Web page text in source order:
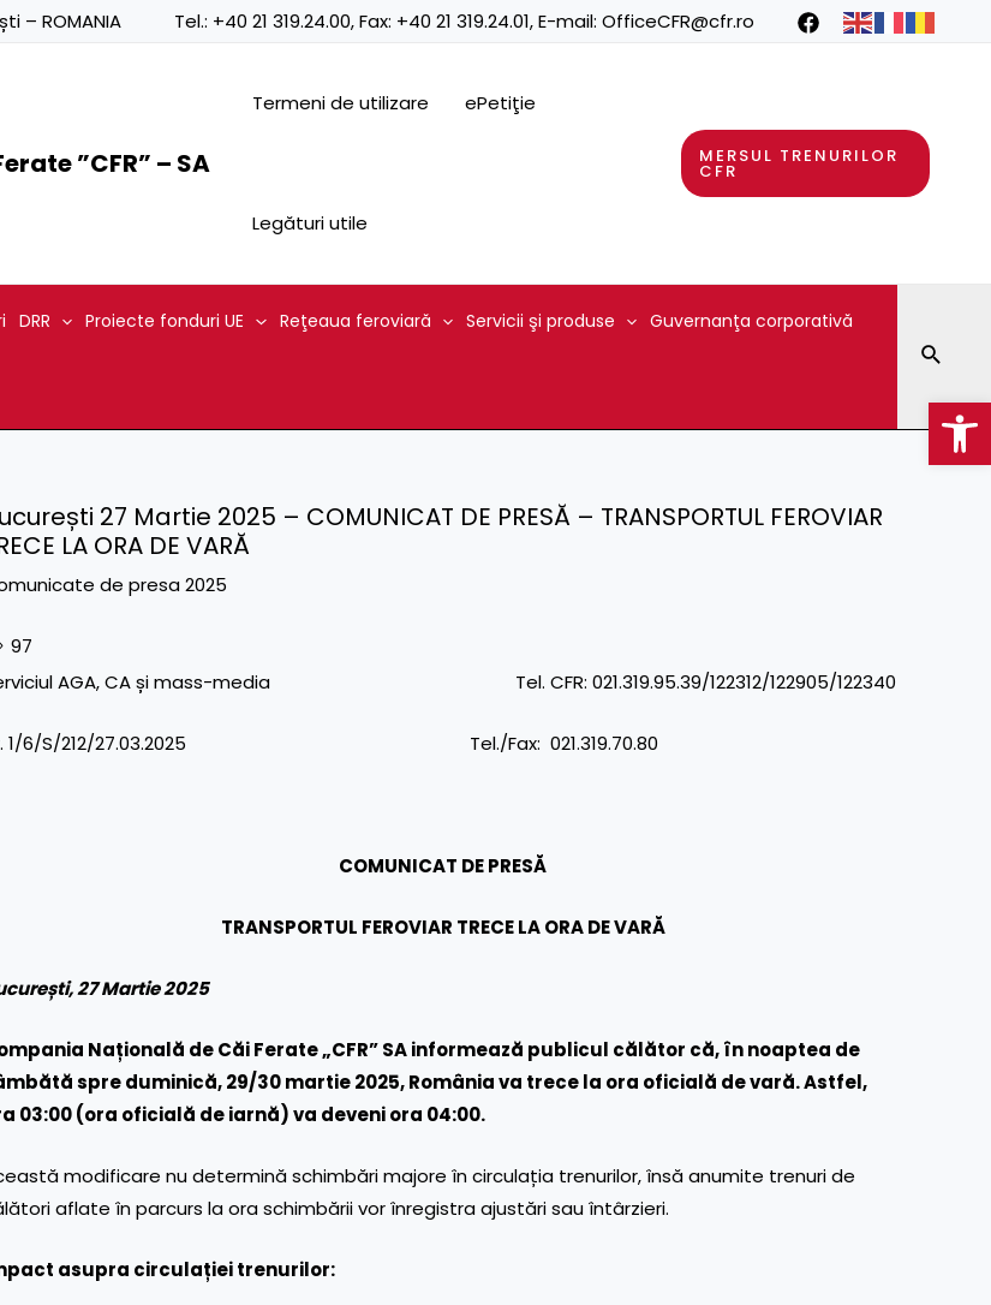
– ROMANIA Tel.: +40 21 319.24.00, Fax: +40 21 319.24.01, E-mail: OfficeCFR@cfr.ro
”CFR” – SA
Termeni de utilizare ePetiţie
Legături utile
MERSUL TRENURILOR
CFR
DRR Proiecte fonduri UE Reţeaua feroviară Servicii şi produse Guvernanţa corporativă
27 Martie 2025 – COMUNICAT DE PRESĂ – TRANSPORTUL FEROVIAR
LA ORA DE VARĂ
de presa 2025
97
AGA, CA și mass-media Tel. CFR: 021.319.95.39/122312/122905/122340
1/6/S/212/27.03.2025 Tel./Fax: 021.319.70.80
COMUNICAT DE PRESĂ
TRANSPORTUL FEROVIAR TRECE LA ORA DE VARĂ
27 Martie 2025
Națională de Căi Ferate „CFR” SA informează publicul călător că, în noaptea de
spre duminică, 29/30 martie 2025, România va trece la ora oficială de vară. Astfel,
03:00 (ora oficială de iarnă) va deveni ora 04:00.
modificare nu determină schimbări majore în circulația trenurilor, însă anumite trenuri de
aflate în parcurs la ora schimbării vor înregistra ajustări sau întârzieri.
asupra circulației trenurilor: